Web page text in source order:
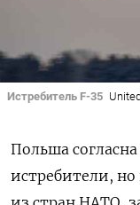
Истребитель F-35
Польша
истребители, но